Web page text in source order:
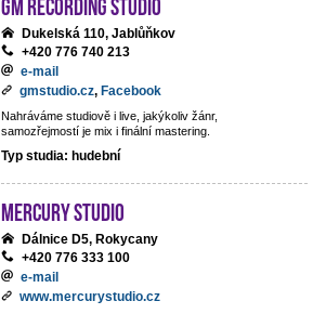
Dukelská 110, Jablůňkov
+420 776 740 213
e-mail
gmstudio.cz, Facebook
Nahráváme studiově i live, jakýkoliv žánr,
samozřejmostí je mix i finální mastering.
Typ studia: hudební
Mercury studio
Dálnice D5, Rokycany
+420 776 333 100
e-mail
www.mercurystudio.cz